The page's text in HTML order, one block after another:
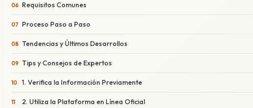
Requisitos Comunes
Proceso Paso a Paso
Tendencias y Últimos Desarrollos
Tips y Consejos de Expertos
1. Verifica la Información Previamente
2. Utiliza la Plataforma en Línea Oficial